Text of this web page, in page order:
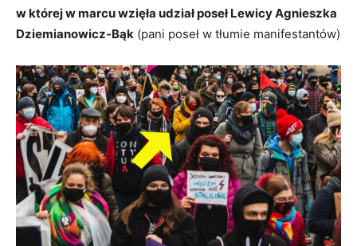
w której w marcu wzięła udział poseł Lewicy Agnieszka
Dziemianowicz-Bąk (pani poseł w tłumie manifestantów)